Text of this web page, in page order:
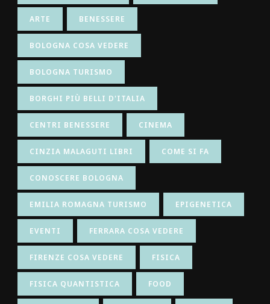
ARTE BENESSERE
BOLOGNA COSA VEDERE
BOLOGNA TURISMO
BORGHI PIÙ BELLI D'ITALIA
CENTRI BENESSERE CINEMA
CINZIA MALAGUTI LIBRI COME SI FA
CONOSCERE BOLOGNA
EMILIA ROMAGNA TURISMO EPIGENETICA
EVENTI FERRARA COSA VEDERE
FIRENZE COSA VEDERE FISICA
FISICA QUANTISTICA FOOD